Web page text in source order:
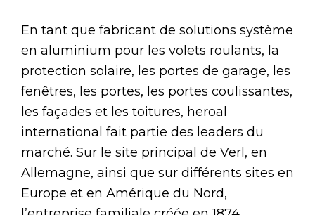
En tant que fabricant de solutions système
en aluminium pour les volets roulants, la
protection solaire, les portes de garage, les
fenêtres, les portes, les portes coulissantes,
les façades et les toitures, heroal
international fait partie des leaders du
marché. Sur le site principal de Verl, en
Allemagne, ainsi que sur différents sites en
Europe et en Amérique du Nord,